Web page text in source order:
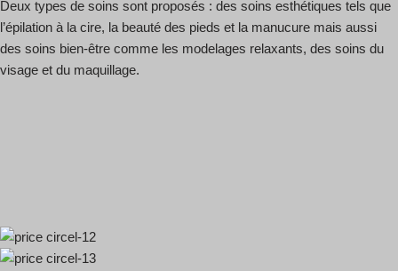
Deux types de soins sont proposés : des soins esthétiques tels que
l’épilation à la cire, la beauté des pieds et la manucure mais aussi
des soins bien-être comme les modelages relaxants, des soins du
visage et du maquillage.